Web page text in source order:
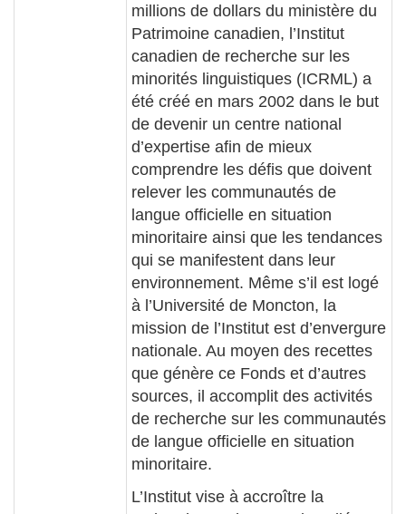
millions de dollars du ministère du
Patrimoine canadien, l’Institut
canadien de recherche sur les
minorités linguistiques (ICRML) a
été créé en mars 2002 dans le but
de devenir un centre national
d’expertise afin de mieux
comprendre les défis que doivent
relever les communautés de
langue officielle en situation
minoritaire ainsi que les tendances
qui se manifestent dans leur
environnement. Même s’il est logé
à l’Université de Moncton, la
mission de l’Institut est d’envergure
nationale. Au moyen des recettes
que génère ce Fonds et d’autres
sources, il accomplit des activités
de recherche sur les communautés
de langue officielle en situation
minoritaire.
L’Institut vise à accroître la